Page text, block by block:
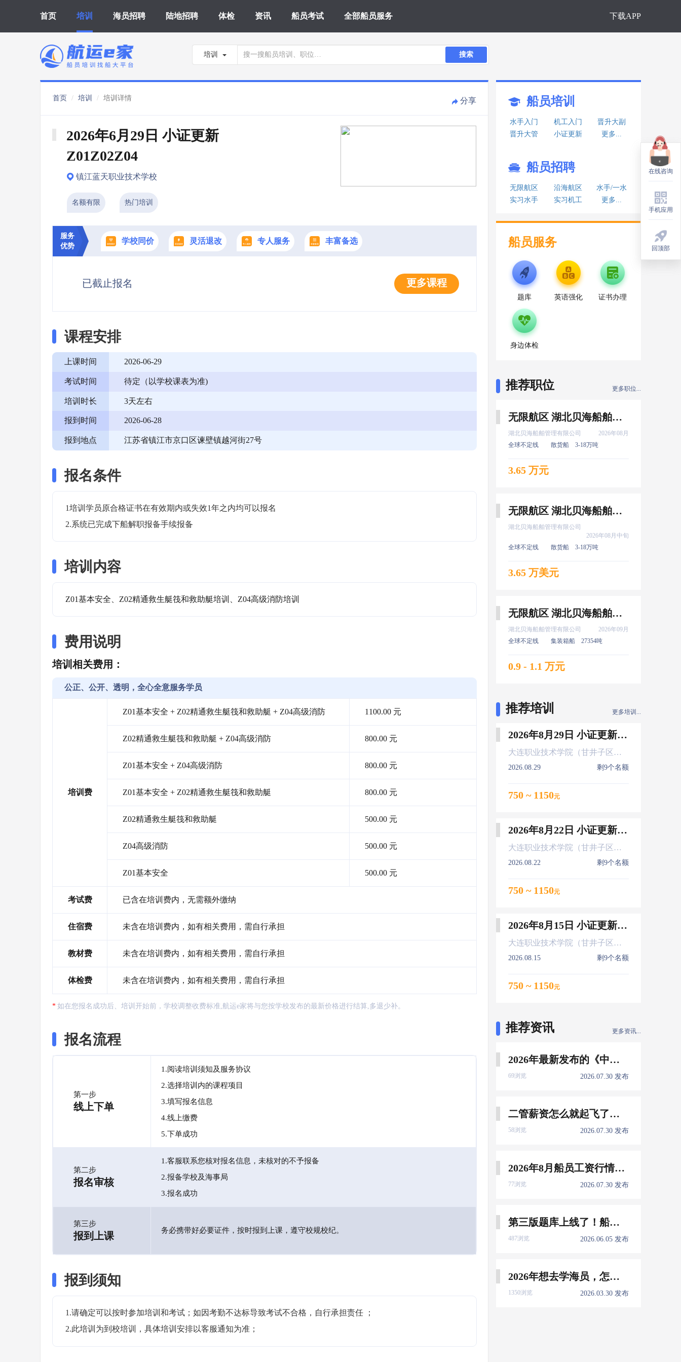
首页 培训 海员招聘 陆地招聘 体检 资讯 船员考试 全部船员服务 下载APP
培训 搜索
首页 培训 培训详情 分享
2026年6月29日 小证更新
Z01Z02Z04
镇江蓝天职业技术学校
名额有限 热门培训
服务
优势
学校同价 灵活退改 专人服务 丰富备选
已截止报名 更多课程
课程安排
上课时间 2026-06-29
考试时间 待定（以学校课表为准)
培训时长 3天左右
报到时间 2026-06-28
报到地点 江苏省镇江市京口区谏壁镇越河街27号
报名条件
1培训学员原合格证书在有效期内或失效1年之内均可以报名
2.系统已完成下船解职报备手续报备
培训内容
Z01基本安全、Z02精通救生艇筏和救助艇培训、Z04高级消防培训
费用说明
培训相关费用：
公正、公开、透明，全心全意服务学员
培训费
Z01基本安全 + Z02精通救生艇筏和救助艇 + Z04高级消防 1100.00 元
Z02精通救生艇筏和救助艇 + Z04高级消防 800.00 元
Z01基本安全 + Z04高级消防 800.00 元
Z01基本安全 + Z02精通救生艇筏和救助艇 800.00 元
Z02精通救生艇筏和救助艇 500.00 元
Z04高级消防 500.00 元
Z01基本安全 500.00 元
考试费 已含在培训费内，无需额外缴纳
住宿费 未含在培训费内，如有相关费用，需自行承担
教材费 未含在培训费内，如有相关费用，需自行承担
体检费 未含在培训费内，如有相关费用，需自行承担
如在您报名成功后、培训开始前，学校调整收费标准,航运e家将与您按学校发布的最新价格进行结算,多退少补。
报名流程
第一步
线上下单
1.阅读培训须知及服务协议
2.选择培训内的课程项目
3.填写报名信息
4.线上缴费
5.下单成功
第二步
报名审核
1.客服联系您核对报名信息，未核对的不予报备
2.报备学校及海事局
3.报名成功
第三步
报到上课 务必携带好必要证件，按时报到上课，遵守校规校纪。
报到须知
1.请确定可以按时参加培训和考试；如因考勤不达标导致考试不合格，自行承担责任 ；
2.此培训为到校培训，具体培训安排以客服通知为准；
船员培训
水手入门 机工入门
晋升大副
晋升大管
小证更新 更多...
船员招聘
无限航区 沿海航区
水手/一水
实习水手
实习机工 更多...
船员服务
题库 英语强化 证书办理
身边体检
推荐职位 更多职位...
无限航区 湖北贝海船舶管理有限公司 二管轮 8月上船
湖北贝海船舶管理有限公司
2026年08月
全球不定线
散货船 3-18万吨
3.65 万元
无限航区 湖北贝海船舶管理有限公司 电机员 8月中旬上船
湖北贝海船舶管理有限公司
2026年08月中旬
全球不定线
散货船 3-18万吨
3.65 万美元
无限航区 湖北贝海船舶管理有限公司 服务生 9月上船
湖北贝海船舶管理有限公司
2026年09月
全球不定线
集装箱船 27354吨
0.9 - 1.1 万元
推荐培训 更多培训...
2026年8月29日 小证更新 Z01Z02Z04
大连职业技术学院（甘井子区大连北站）
2026.08.29 剩9个名额
750 ~ 1150元
2026年8月22日 小证更新 Z01Z02Z04
大连职业技术学院（甘井子区大连北站）
2026.08.22 剩9个名额
750 ~ 1150元
2026年8月15日 小证更新 Z01Z02Z04
大连职业技术学院（甘井子区大连北站）
2026.08.15 剩9个名额
750 ~ 1150元
推荐资讯 更多资讯...
2026年最新发布的《中国船员发展报告》，暴露了哪些信息量？
69浏览 2026.07.30 发布
二管薪资怎么就起飞了，下一个会是谁？
58浏览 2026.07.30 发布
2026年8月船员工资行情参考
77浏览 2026.07.30 发布
第三版题库上线了！船员免费刷！
487浏览 2026.06.05 发布
2026年想去学海员，怎么选择培训学校？
1350浏览 2026.03.30 发布
在线咨询
手机应用
回顶部
在线咨询
手机应用
回顶部